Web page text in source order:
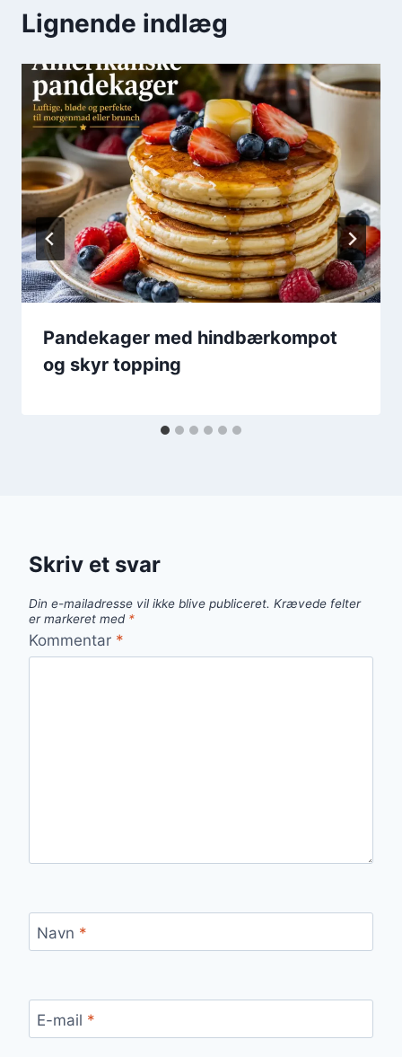
Lignende indlæg
Pandekager med hindbærkompot
og skyr topping
Skriv et svar
Din e-mailadresse vil ikke blive publiceret. Krævede felter
er markeret med *
Kommentar *
Navn *
E-mail *